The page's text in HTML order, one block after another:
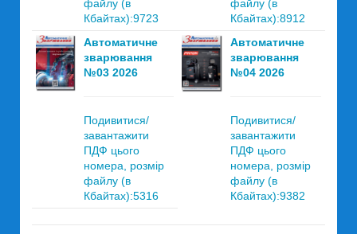
файлу (в
Кбайтах):9723
файлу (в
Кбайтах):8912
Автоматичне
зварювання
№03 2026
Подивитися/
завантажити
ПДФ цього
номера, розмір
файлу (в
Кбайтах):5316
Автоматичне
зварювання
№04 2026
Подивитися/
завантажити
ПДФ цього
номера, розмір
файлу (в
Кбайтах):9382